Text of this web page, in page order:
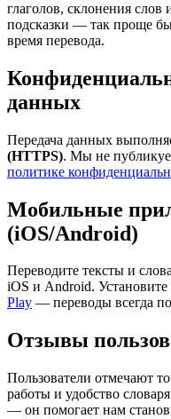
глаголов, склонения слов
подсказки — так проще
время перевода.
данных
Передача данных
(HTTPS). Мы не
политике
Мобильные
(iOS/Android)
Переводите тексты и
iOS и Android.
Play — переводы всегда
Отзывы
Пользователи отмечают
работы и удобство
— он помогает нам